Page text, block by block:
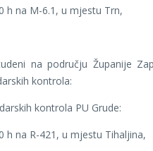
h na M-6.1, u mjestu Trn,
na području Županije
kontrola:
kontrola PU Grude:
h na R-421, u mjestu Tihaljina,